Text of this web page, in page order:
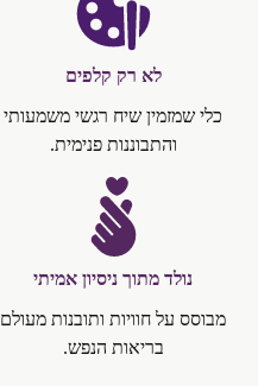
לא רק קלפים
כלי שמזמין שיח רגשי משמעותי
והתבוננות פנימית.
נולד מתוך ניסיון אמיתי
מבוסס על חוויות ותובנות מעולם
בריאות הנפש.